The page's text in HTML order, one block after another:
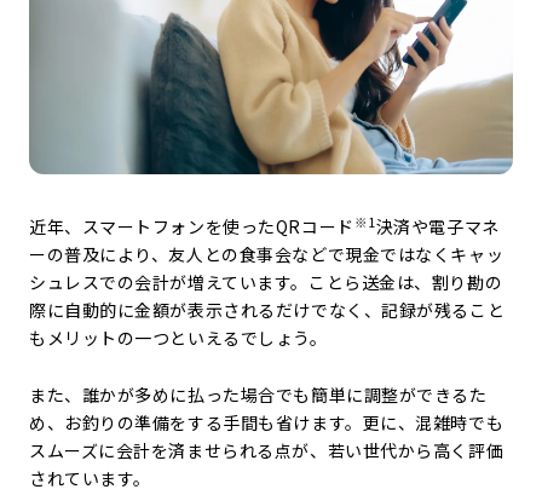
近年、スマートフォンを使ったQRコード ※1 決済や電子マネ
ーの普及により、友人との食事会などで現金ではなくキャッ
シュレスでの会計が増えています。ことら送金は、割り勘の
際に自動的に金額が表示されるだけでなく、記録が残ること
もメリットの一つといえるでしょう。
また、誰かが多めに払った場合でも簡単に調整ができるた
め、お釣りの準備をする手間も省けます。更に、混雑時でも
スムーズに会計を済ませられる点が、若い世代から高く評価
されています。